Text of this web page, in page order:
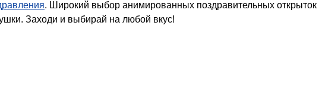
. Широкий выбор анимированных поздравительных открыток
Заходи и выбирай на любой вкус!